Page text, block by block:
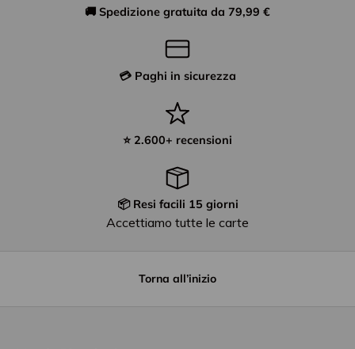
🚚 Spedizione gratuita da 79,99 €
💳 Paghi in sicurezza
⭐ 2.600+ recensioni
📦 Resi facili 15 giorni
Accettiamo tutte le carte
Torna all’inizio